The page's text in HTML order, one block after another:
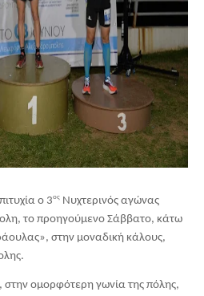
ο 3ος Νυχτερινός αγώνας
το προηγούμενο Σάββατο, κάτω
στην μοναδική κάλους,